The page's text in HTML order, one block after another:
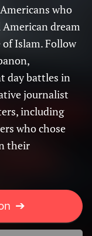
who
dream
Islam. Follow
day battles in
journalist
including
who chose
their
➔